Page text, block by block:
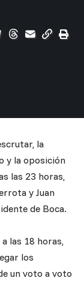
la
y la oposición
las 23 horas,
y Juan
de Boca.
las 18 horas,
los
un voto a voto